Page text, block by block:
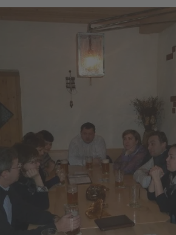
Zoiglbier zum Mitnehmen.
Kinderhochstuhl
destination.one , zuletzt